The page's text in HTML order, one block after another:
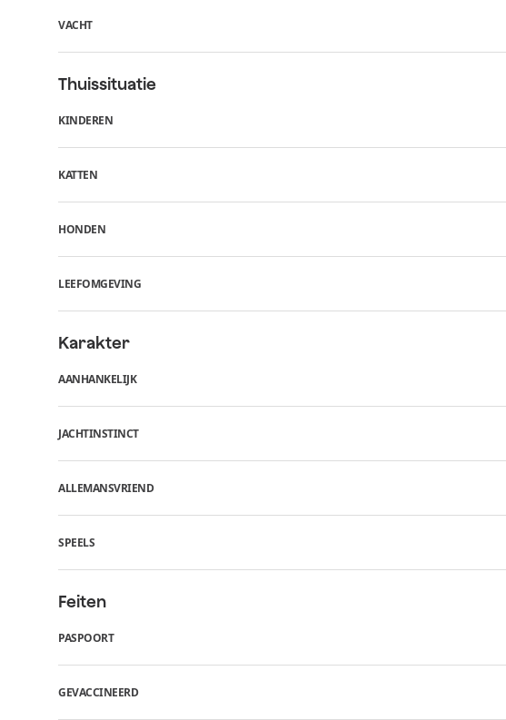
VACHT
Thuissituatie
KINDEREN
KATTEN
HONDEN
LEEFOMGEVING
Karakter
AANHANKELIJK
JACHTINSTINCT
ALLEMANSVRIEND
SPEELS
Feiten
PASPOORT
GEVACCINEERD